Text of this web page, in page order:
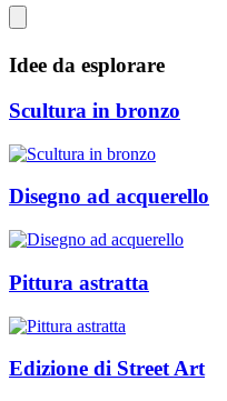
Idee da esplorare
Scultura in bronzo
Disegno ad acquerello
Pittura astratta
Edizione di Street Art